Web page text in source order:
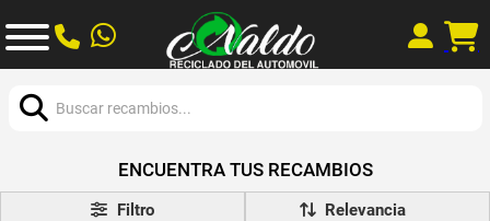
ENCUENTRA TUS RECAMBIOS
Filtro